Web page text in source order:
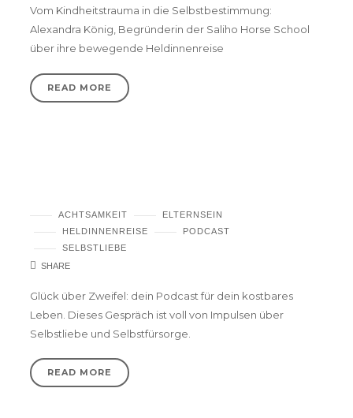
Vom Kindheitstrauma in die Selbstbestimmung:
Alexandra König, Begründerin der Saliho Horse School
über ihre bewegende Heldinnenreise
READ MORE
ACHTSAMKEIT
ELTERNSEIN
HELDINNENREISE
PODCAST
SELBSTLIEBE
SHARE
Glück über Zweifel: dein Podcast für dein kostbares
Leben. Dieses Gespräch ist voll von Impulsen über
Selbstliebe und Selbstfürsorge.
READ MORE